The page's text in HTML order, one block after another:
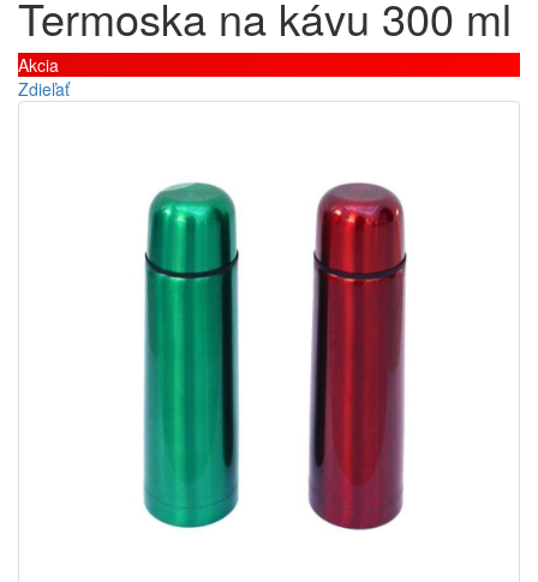
Termoska na kávu 300 ml
Akcia
Zdieľať